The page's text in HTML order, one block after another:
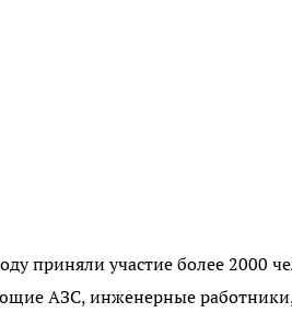
приняли участие более 2000
АЗС, инженерные